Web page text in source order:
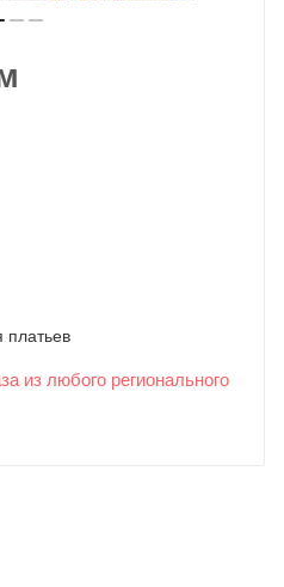
платьев
из любого регионального